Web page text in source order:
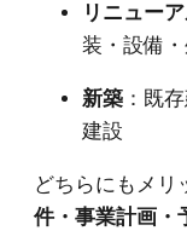
リニュー
装・設備
新築 ：既
建設
どちらにもメリ
件・事業計画・